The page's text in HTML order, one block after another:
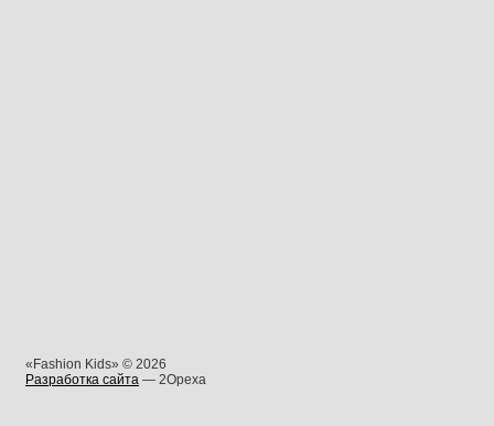
«Fashion Kids» © 2026
Разработка сайта — 2Opexa